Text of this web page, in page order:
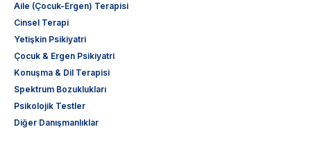
Aile (Çocuk-Ergen) Terapisi
Cinsel Terapi
Yetişkin Psikiyatri
Çocuk & Ergen Psikiyatri
Konuşma & Dil Terapisi
Spektrum Bozuklukları
Psikolojik Testler
Diğer Danışmanlıklar